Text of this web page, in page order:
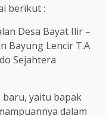
berikut :
Desa Bayat Ilir –
Bayung Lencir T.A
Sejahtera
baru, yaitu bapak
dalam